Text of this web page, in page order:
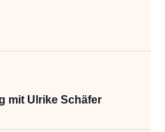
mit Ulrike Schäfer